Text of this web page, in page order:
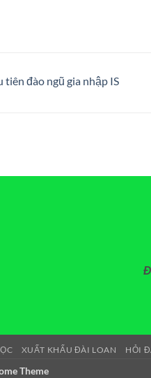
tiên đào ngũ gia nhập IS
XUẤT KHẨU ĐÀI LOAN HỎI
Theme